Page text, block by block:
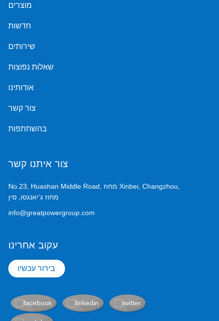
מוצרים
חדשות
שירותים
שאלות נפוצות
אודותינו
צור קשר
בהשתתפות
צור איתנו קשר
No.23, Huashan Middle Road, מחוז Xinbei, Changzhou,
מחוז ג'יאנגסו, סין
info@greatpowergroup.com
עקוב אחרינו
בירור עכשיו